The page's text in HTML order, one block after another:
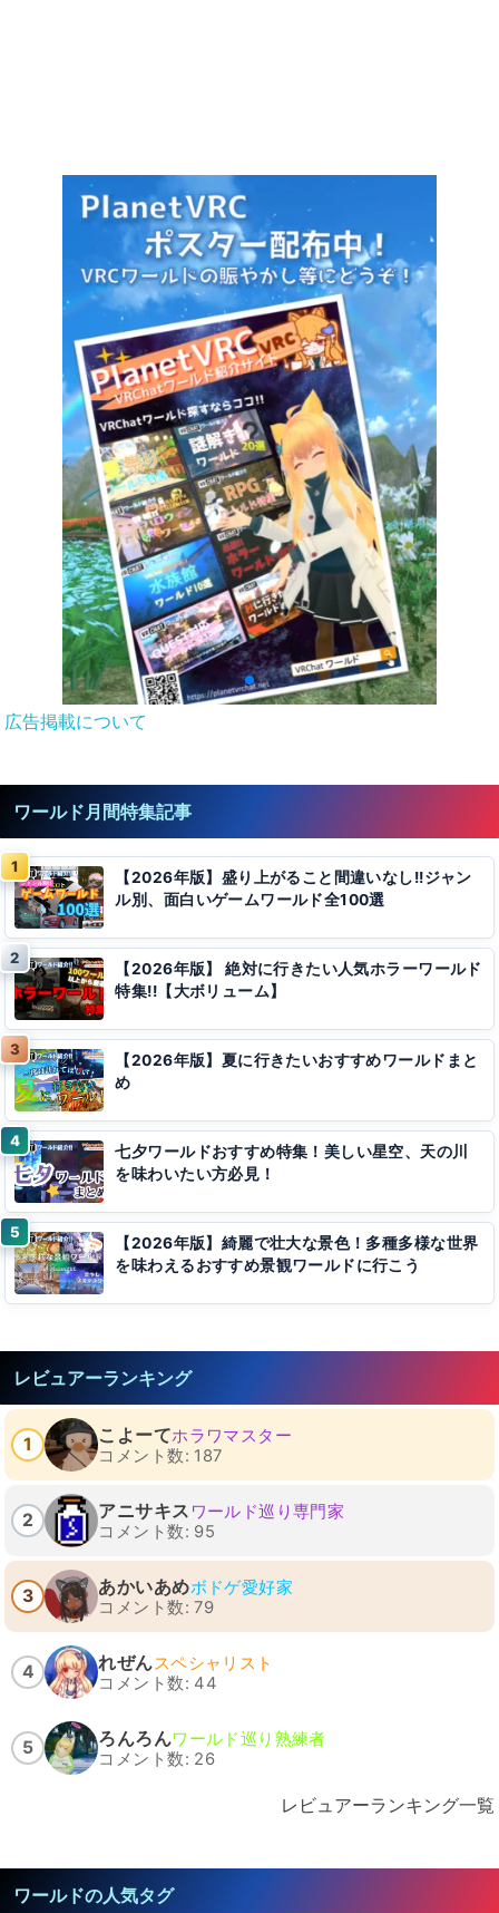
広告掲載について
ワールド月間特集記事
【2026年版】盛り上がること間違いなし!!ジャン
ル別、面白いゲームワールド全100選
【2026年版】 絶対に行きたい人気ホラーワールド
特集!!【大ボリューム】
【2026年版】夏に行きたいおすすめワールドまと
め
七夕ワールドおすすめ特集！美しい星空、天の川
を味わいたい方必見！
【2026年版】綺麗で壮大な景色！多種多様な世界
を味わえるおすすめ景観ワールドに行こう
レビュアーランキング
1 こよーてホラワマスター
コメント数: 187
2 アニサキス ワールド巡り専門家
コメント数: 95
3 あかいあめボドゲ愛好家
コメント数: 79
4 れぜんスペシャリスト
コメント数: 44
5 ろんろんワールド巡り熟練者
コメント数: 26
レビュアーランキング一覧
ワールドの人気タグ